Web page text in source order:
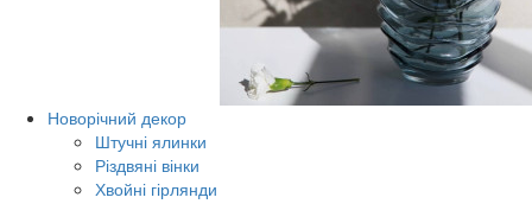
Новорічний декор
Штучні ялинки
Різдвяні вінки
Хвойні гірлянди